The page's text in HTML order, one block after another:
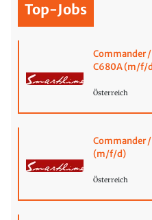
Top-Jobs
Commander
C680A (m/f/
Österreich
Commander /
(m/f/d)
Österreich